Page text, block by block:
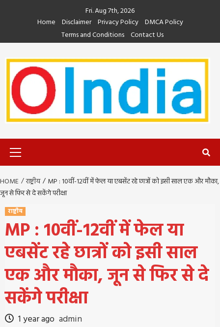
Fri. Aug 7th, 2026
Home
Disclaimer Privacy Policy DMCA Policy
Terms and Conditions Contact Us
HOME राष्ट्रीय
MP : 10वीं-12वीं में फेल या एबसेंट रहे छात्रों को इसी साल एक और मौका,
जून से फिर से दे सकेंगे परीक्षा
राष्ट्रीय
MP : 10वीं-12वीं में फेल या
एबसेंट रहे छात्रों को इसी साल
एक और मौका, जून से फिर से दे
सकेंगे परीक्षा
1 year ago admin